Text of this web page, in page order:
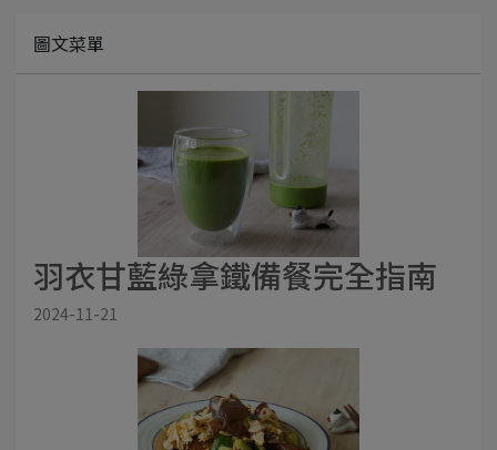
圖文菜單
羽衣甘藍綠拿鐵備餐完全指南
2024-11-21